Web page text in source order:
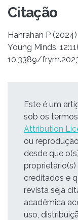
Citação
Hanrahan P
Young Minds.
10.3389/
Este é um
sob os
Attribution
ou
desde que
creditados e
revista seja
acadêmica
uso,